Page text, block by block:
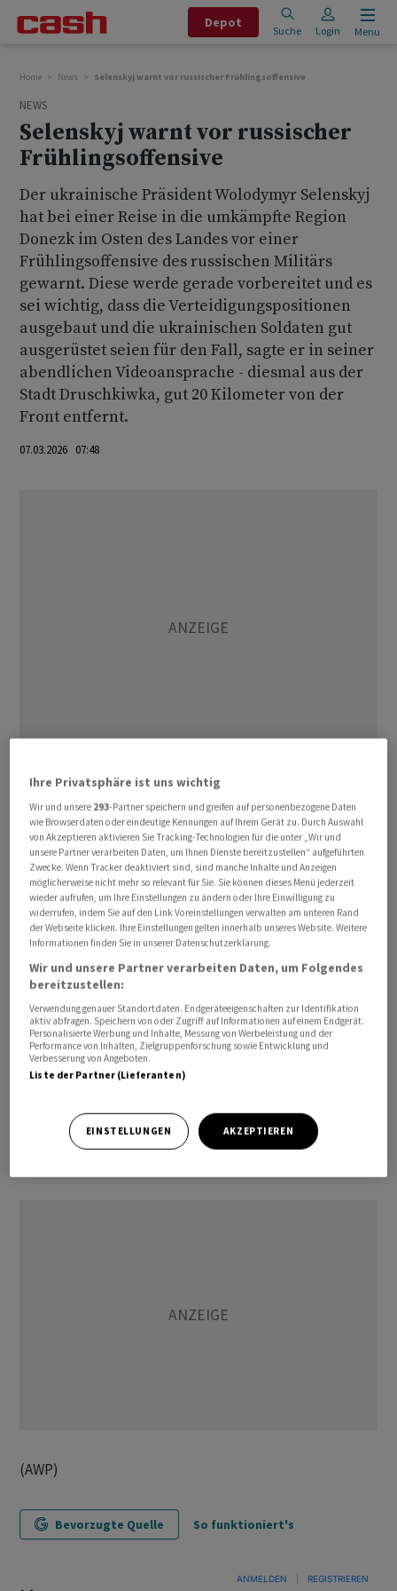
Depot
Suche Login Menu
Home News Selenskyj warnt vor russischer Frühlingsoffensive
NEWS
Selenskyj warnt vor russischer
Frühlingsoffensive
Der ukrainische Präsident Wolodymyr Selenskyj
hat bei einer Reise in die umkämpfte Region
Donezk im Osten des Landes vor einer
Frühlingsoffensive des russischen Militärs
gewarnt. Diese werde gerade vorbereitet und es
sei wichtig, dass die Verteidigungspositionen
ausgebaut und die ukrainischen Soldaten gut
ausgerüstet seien für den Fall, sagte er in seiner
abendlichen Videoansprache - diesmal aus der
Stadt Druschkiwka, gut 20 Kilometer von der
Front entfernt.
07.03.2026 07:48
Zuvor hatte Selenskyj mehrere Kommandopunkte der
Ukrainer in der Region besucht, Soldaten
ausgezeichnet und sich von den Offizieren ein Lagebild
geben lassen, wie aus verschiedenen Beiträgen in
sozialen Netzwerken des Präsidenten hervorgeht. Es ist
nicht die erste Reise Selenskyjs ins Frontgebiet. Die
Region Donezk ist schwer umkämpft, die Ukrainer
halten noch etwa ein Fünftel des Territoriums, darunter
aber auch den gut ausgebauten Verteidigungsgürtel
um das Ballungsgebiet rund um Slowjansk und
Kramatorsk.
Nach längerer Pause verhandeln Moskau und Kiew
inzwischen wieder über einen Weg zur Beendigung des
mehr als vier Jahre andauernden Kampfhandlungen den
Abzug der ukrainischen Streitkräfte aus dieser Region.
(AWP)
Bevorzugte Quelle So funktioniert's
ANMELDEN REGISTRIEREN
Ihre Privatsphäre ist uns wichtig
Wir und unsere 293-Partner speichern und greifen auf personenbezogene Daten
wie Browserdaten oder eindeutige Kennungen auf Ihrem Gerät zu. Durch Auswahl
von Akzeptieren aktivieren Sie Tracking-Technologien für die unter „Wir und
unsere Partner verarbeiten Daten, um Ihnen Dienste bereitzustellen“ aufgeführten
Zwecke. Wenn Tracker deaktiviert sind, sind manche Inhalte und Anzeigen
möglicherweise nicht mehr so relevant für Sie. Sie können dieses Menü jederzeit
wieder aufrufen, um Ihre Einstellungen zu ändern oder Ihre Einwilligung zu
widerrufen, indem Sie auf den Link Voreinstellungen verwalten am unteren Rand
der Webseite klicken. Ihre Einstellungen gelten innerhalb unseres Website. Weitere
Informationen finden Sie in unserer Datenschutzerklärung.
Wir und unsere Partner verarbeiten Daten, um Folgendes
bereitzustellen:
Verwendung genauer Standortdaten. Endgeräteeigenschaften zur Identifikation
aktiv abfragen. Speichern von oder Zugriff auf Informationen auf einem Endgerät.
Personalisierte Werbung und Inhalte, Messung von Werbeleistung und der
Performance von Inhalten, Zielgruppenforschung sowie Entwicklung und
Verbesserung von Angeboten.
Liste der Partner (Lieferanten)
EINSTELLUNGEN AKZEPTIEREN